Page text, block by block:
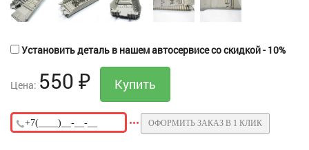
Установить деталь в нашем автосервисе со скидкой - 10%
Цена: 550 ₽
ОФОРМИТЬ ЗАКАЗ В 1 КЛИК